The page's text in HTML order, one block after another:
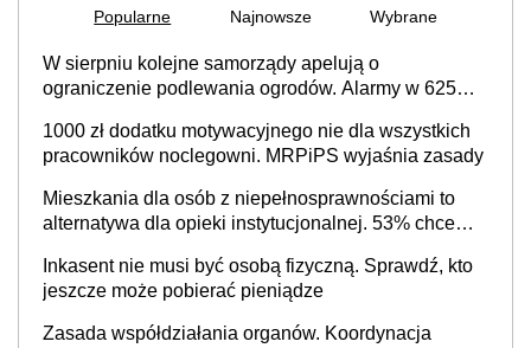
Popularne Najnowsze Wybrane
W sierpniu kolejne samorządy apelują o
ograniczenie podlewania ogrodów. Alarmy w 625
cały kraj
1000 zł dodatku motywacyjnego nie dla wszystkich
pracowników noclegowni. MRPiPS wyjaśnia zasady
Mieszkania dla osób z niepełnosprawnościami to
alternatywa dla opieki instytucjonalnej. 53% chce
Inkasent nie musi być osobą fizyczną. Sprawdź, kto
jeszcze może pobierać pieniądze
Zasada współdziałania organów. Koordynacja